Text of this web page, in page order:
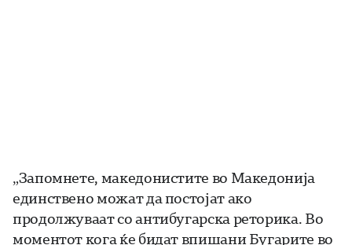
„Запомнете, македонистите во Македонија
единствено можат да постојат ако
продолжуваат со антибугарска реторика. Во
моментот кога ќе бидат впишани Бугарите во